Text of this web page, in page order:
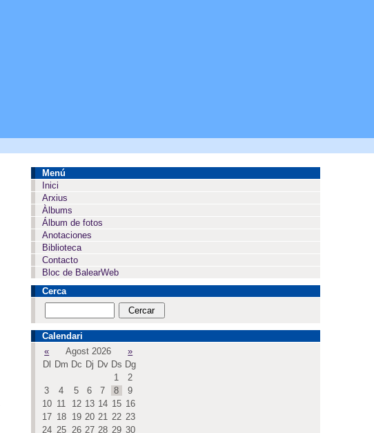
Menú
Inici
Arxius
Àlbums
Álbum de fotos
Anotaciones
Biblioteca
Contacto
Bloc de BalearWeb
Cerca
Calendari
«
Agost 2026
»
Dl
Dm Dc Dj Dv Ds Dg
1
2
3
4 5 6 7 8
9
10 11 12 13 14 15 16
17 18 19 20 21 22 23
24 25 26 27 28 29 30